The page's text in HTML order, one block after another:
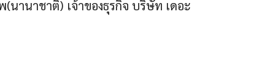
นานาชาติ) เจ้าของธุรกิจ บริษัท เดอะ